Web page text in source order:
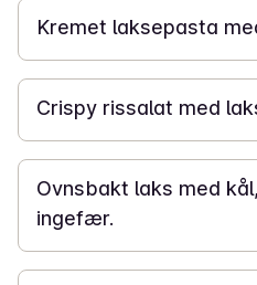
Kremet laksepasta
40 min
Crispy rissalat med
40 min
Ovnsbakt laks med
ingefær.
20 min